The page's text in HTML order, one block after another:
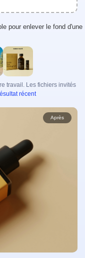
pour enlever le fond d'une
travail. Les fichiers invités
récent
Après